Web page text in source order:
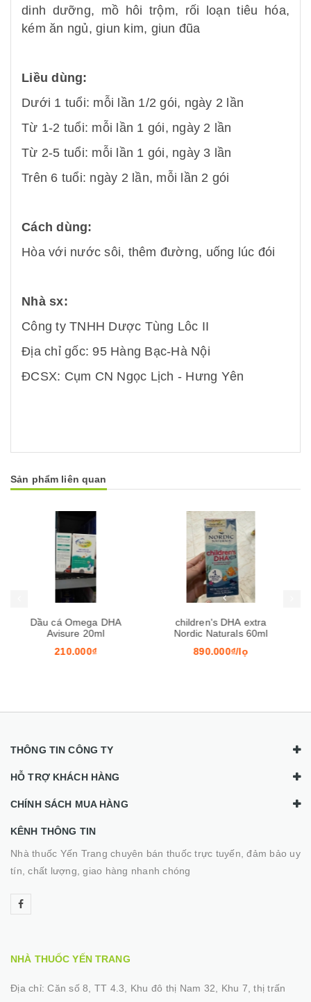
dinh dưỡng, mồ hôi trộm, rối loạn tiêu hóa,
kém ăn ngủ, giun kim, giun đũa
Liều dùng:
Dưới 1 tuổi: mỗi lần 1/2 gói, ngày 2 lần
Từ 1-2 tuổi: mỗi lần 1 gói, ngày 2 lần
Từ 2-5 tuổi: mỗi lần 1 gói, ngày 3 lần
Trên 6 tuổi: ngày 2 lần, mỗi lần 2 gói
Cách dùng:
Hòa với nước sôi, thêm đường, uống lúc đói
Nhà sx:
Công ty TNHH Dược Tùng Lôc II
Địa chỉ gốc: 95 Hàng Bạc-Hà Nội
ĐCSX: Cụm CN Ngọc Lịch - Hưng Yên
Sản phẩm liên quan
children's DHA extra
Nordic Naturals 60ml
890.000₫/lọ
Paluzine 20mg/10ml
250.000₫/hộp
Mua hàng
THÔNG TIN CÔNG TY
HỖ TRỢ KHÁCH HÀNG
CHÍNH SÁCH MUA HÀNG
KÊNH THÔNG TIN
Nhà thuốc Yến Trang chuyên bán thuốc trực tuyến, đảm bảo uy
tín, chất lượng, giao hàng nhanh chóng
NHÀ THUỐC YẾN TRANG
Địa chỉ:Căn số 8, TT 4.3, Khu đô thị Nam 32, Khu 7, thị trấn